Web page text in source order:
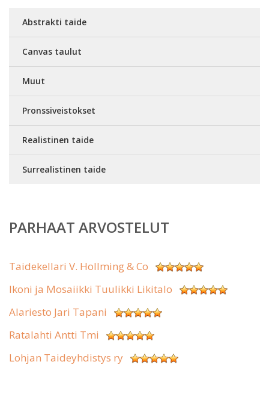
Abstrakti taide
Canvas taulut
Muut
Pronssiveistokset
Realistinen taide
Surrealistinen taide
PARHAAT ARVOSTELUT
Taidekellari V. Hollming & Co
Ikoni ja Mosaiikki Tuulikki Likitalo
Alariesto Jari Tapani
Ratalahti Antti Tmi
Lohjan Taideyhdistys ry